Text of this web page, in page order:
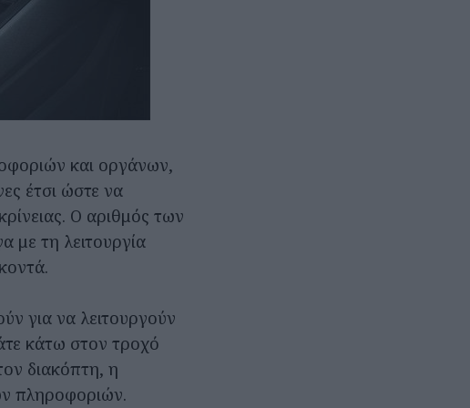
και οργάνων,
έτσι ώστε να
Ο αριθμός των
με τη λειτουργία
για να λειτουργούν
κάτω στον τροχό
διακόπτη, η
πληροφοριών.